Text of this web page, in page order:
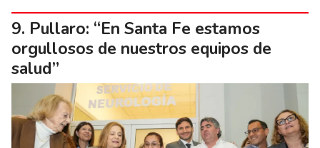
Pullaro: “En Santa Fe estamos
orgullosos de nuestros equipos de
salud”